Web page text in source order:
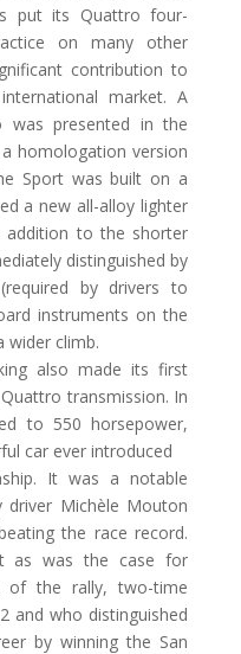
put its Quattro four-
on many other
contribution to
market. A
was presented in the
homologation version
Sport was built on a
a new all-alloy lighter
addition to the shorter
distinguished by
by drivers to
instruments on the
wider climb.
also made its first
transmission. In
to 550 horsepower,
car ever introduced
It was a notable
driver Michèle Mouton
the race record.
as was the case for
of the rally, two-time
and who distinguished
by winning the San